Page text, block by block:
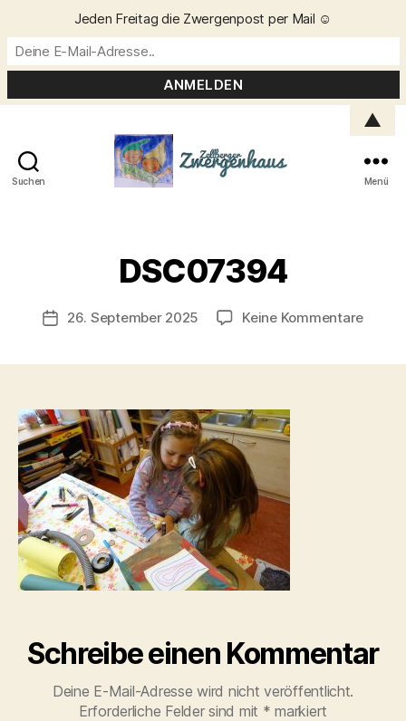
Suchen Menü
DSC07394
Beitragsautor
n
C
ri
t
Veröffentlichungsdatum
26. September 2025 Keine Kommentarezu
Schreibe einen Kommentar
Deine E-Mail-Adresse wird nicht veröffentlicht.
Erforderliche Felder sind mit * markiert
Jeden Freitag die Zwergenpost per Mail ☺️
▲